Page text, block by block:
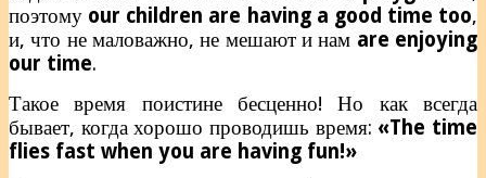
поэтому our children are having a good time too,
и, что не маловажно, не мешают и нам are enjoying
our time.
Такое время поистине бесценно! Но как всегда
бывает, когда хорошо проводишь время: «The time
flies fast when you are having fun!»